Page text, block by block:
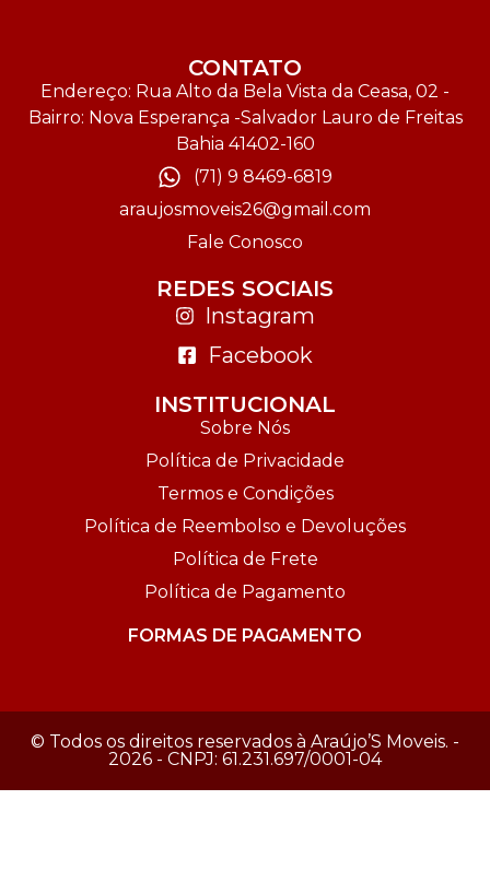
CONTATO
Endereço: Rua Alto da Bela Vista da Ceasa, 02 -
Bairro: Nova Esperança -Salvador Lauro de Freitas
Bahia 41402-160
(71) 9 8469-6819
araujosmoveis26@gmail.com
Fale Conosco
REDES SOCIAIS
Instagram
Facebook
INSTITUCIONAL
Sobre Nós
Política de Privacidade
Termos e Condições
Política de Reembolso e Devoluções
Política de Frete
Política de Pagamento
FORMAS DE PAGAMENTO
© Todos os direitos reservados à Araújo’S Moveis. -
2026 - CNPJ: 61.231.697/0001-04